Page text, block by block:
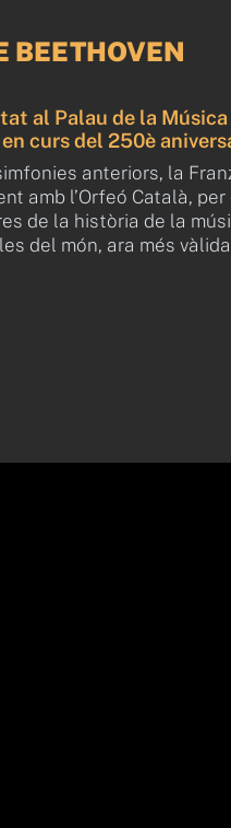
BEETHOVEN
al Palau de la
curs del 250è
anteriors, la
amb l’Orfeó Català, per
de la història de la
del món, ara més